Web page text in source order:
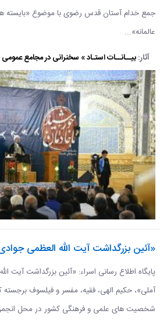
جمع خدام آستان قدس رضوی با موضوع «بایسته
عالمانه»...
آثار:بیــانــات استـاد » سخنرانی در مجامع عمومی
«آئین بزرگداشت آیت الله العظمی
پایگاه اطلاع رسانی اسراء: «آئین بزرگداشت آیت
آملی»، حکیم الهی، فقیه، مفسر و فیلسوف برجسته
شخصیت های علمی و فرهنگی کشور در محل انجمن